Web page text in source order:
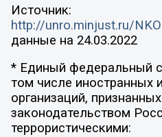
Источник:
http://unro.minjust.ru/
данные на 24.03.2022
* Единый федеральный
том числе иностранных
организаций,
законодательством
террористическими: